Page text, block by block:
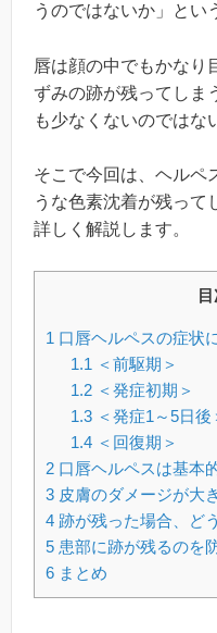
うのではないか」とい
唇は顔の中でもかなり
ずみの跡が残ってしま
も少なくないのではな
そこで今回は、ヘルペ
うな色素沈着が残って
詳しく解説します。
1 口唇ヘルペスの症状
1.1 ＜前駆期＞
1.2＜発症初期＞
1.3＜発症1～5日後
1.4＜回復期＞
2 口唇ヘルペスは基本
3 皮膚のダメージが大
4 跡が残った場合、ど
5 患部に跡が残るのを
6 まとめ